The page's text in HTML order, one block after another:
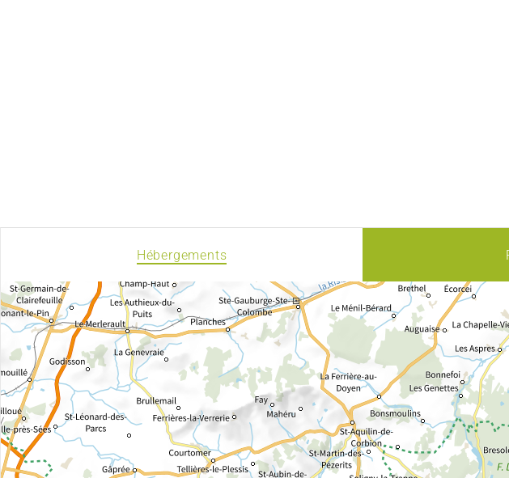
Hébergements